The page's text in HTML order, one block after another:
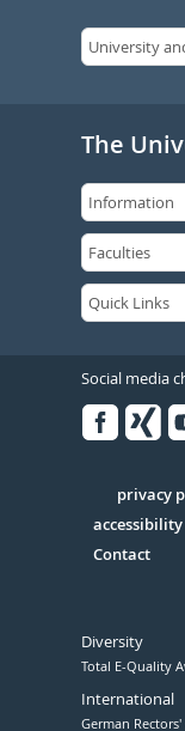
The
Social media
Serivce
privacy
Contact
Diversity
Total E-Quality
International
German